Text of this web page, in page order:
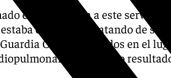
el 112, se avisa a este servicio
en la orilla tratando de ser
Civil personados en el
(RCP) no dio resultado